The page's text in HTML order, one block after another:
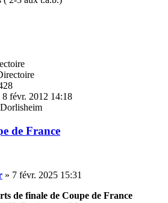
8 févr. 2012 14:18
Dorlisheim
de France
» 7 févr. 2025 15:31
de finale de Coupe de France